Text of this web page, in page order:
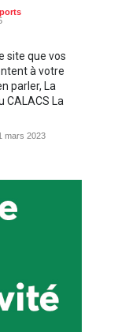
site que vos
à votre
parler, La
CALACS La
mars 2023
la chronique
Passerelle
PARLER – la
La